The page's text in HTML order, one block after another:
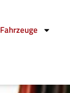
Fahrzeuge